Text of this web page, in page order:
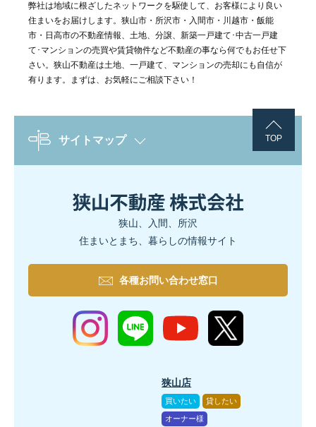
弊社は地域に根ざしたネットワークを駆使して、お客様により良い
住まいをお届けします。狭山市・所沢市・入間市・川越市・飯能
市・日高市の不動産情報、土地、分譲、新築一戸建て･中古一戸建
て･マンションの売買や賃貸物件など不動産の事なら何でもお任せ下
さい。狭山不動産は土地、一戸建て、マンションの売却にも自信が
有ります。まずは、お気軽にご相談下さい！
TOP
サイトマップ
狭山、入間、所沢
住まいとまち、暮らしの情報サイト
各種お問い合わせ窓口
狭山店
買いたい 貸したい
オーナー様